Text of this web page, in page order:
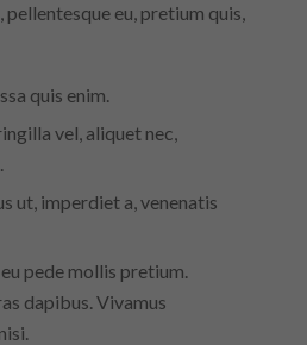
eu, pretium quis,
quis enim.
vel, aliquet nec,
ut, imperdiet a, venenatis
pede mollis pretium.
dapibus. Vivamus